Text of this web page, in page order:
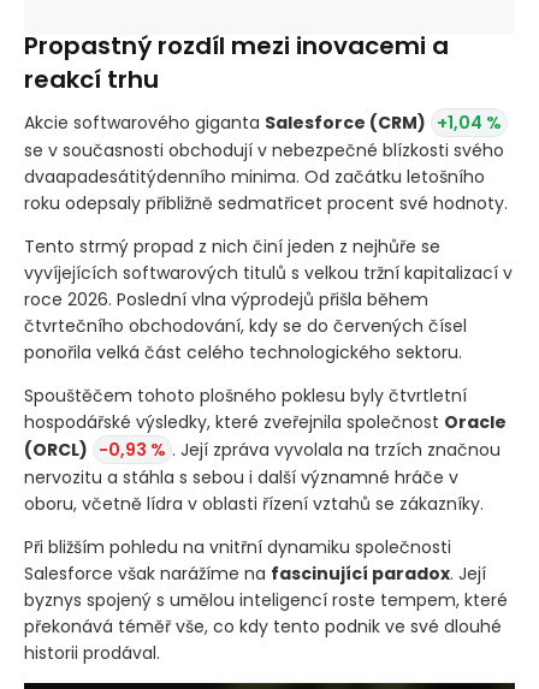
Propastný rozdíl mezi inovacemi a
reakcí trhu
Akcie softwarového giganta Salesforce (CRM) +1,04 %
se v současnosti obchodují v nebezpečné blízkosti svého
dvaapadesátitýdenního minima. Od začátku letošního
roku odepsaly přibližně sedmatřicet procent své hodnoty.
Tento strmý propad z nich činí jeden z nejhůře se
vyvíjejících softwarových titulů s velkou tržní kapitalizací v
roce 2026. Poslední vlna výprodejů přišla během
čtvrtečního obchodování, kdy se do červených čísel
ponořila velká část celého technologického sektoru.
Spouštěčem tohoto plošného poklesu byly čtvrtletní
hospodářské výsledky, které zveřejnila společnost Oracle
(ORCL) -0,93 % . Její zpráva vyvolala na trzích značnou
nervozitu a stáhla s sebou i další významné hráče v
oboru, včetně lídra v oblasti řízení vztahů se zákazníky.
Při bližším pohledu na vnitřní dynamiku společnosti
Salesforce však narážíme na fascinující paradox. Její
byznys spojený s umělou inteligencí roste tempem, které
překonává téměř vše, co kdy tento podnik ve své dlouhé
historii prodával.